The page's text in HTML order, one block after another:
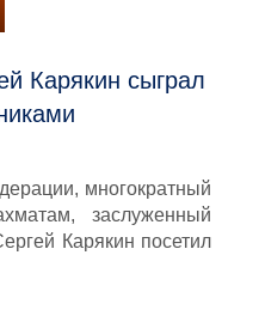
Карякин сыграл
многократный
заслуженный
Карякин посетил